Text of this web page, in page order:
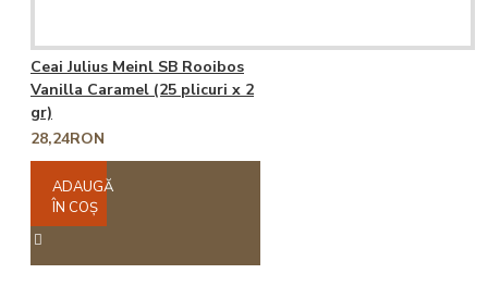
Ceai Julius Meinl SB Rooibos
Vanilla Caramel (25 plicuri x 2
gr)
28,24RON
ADAUGĂ
ÎN COŞ